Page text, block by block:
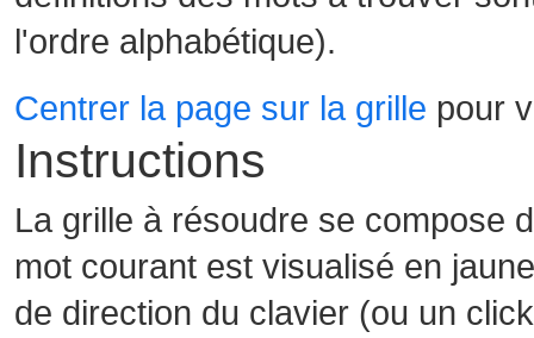
l'ordre alphabétique).
Centrer la page sur la grille pour
Instructions
La grille à résoudre se compose
mot courant est visualisé en
de direction du clavier (ou un